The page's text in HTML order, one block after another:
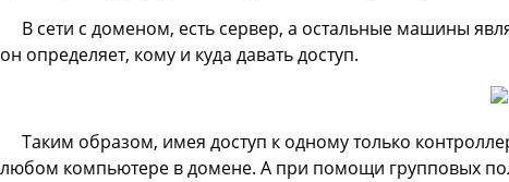
В сети с доменом, есть сервер, а остальные машины
он определяет, кому и куда давать доступ.
Таким образом, имея доступ к одному только
любом компьютере в домене. А при помощи групповых